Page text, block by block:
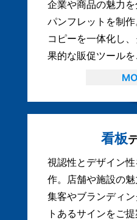
企業や商品の魅力
パンフレットを制作
コピーを一体化し
果的な販促ツールを
看板
視認性とデザイン
作。店舗や施設の魅
集客やブランディ
トあるサインをご提